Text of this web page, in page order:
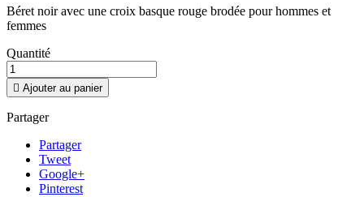
Béret noir avec une croix basque rouge brodée pour hommes et
femmes
Quantité
 Ajouter au panier
Partager
Partager
Tweet
Google+
Pinterest